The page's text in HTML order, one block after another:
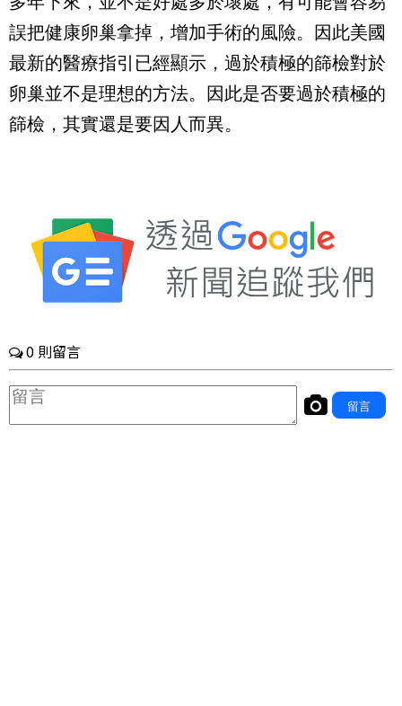
誤把健康卵巢拿掉，增加手術的風險。因此美國
最新的醫療指引已經顯示，過於積極的篩檢對於
卵巢並不是理想的方法。因此是否要過於積極的
篩檢，其實還是要因人而異。